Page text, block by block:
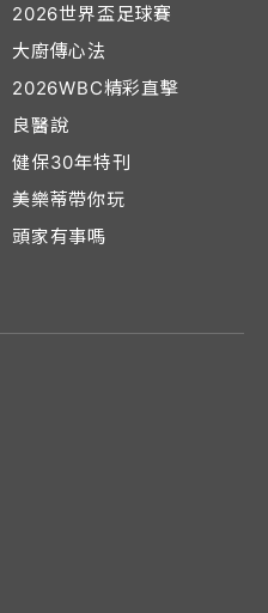
2026世界盃足球賽
大廚傳心法
2026WBC精彩直擊
良醫說
健保30年特刊
美樂蒂帶你玩
頭家有事嗎